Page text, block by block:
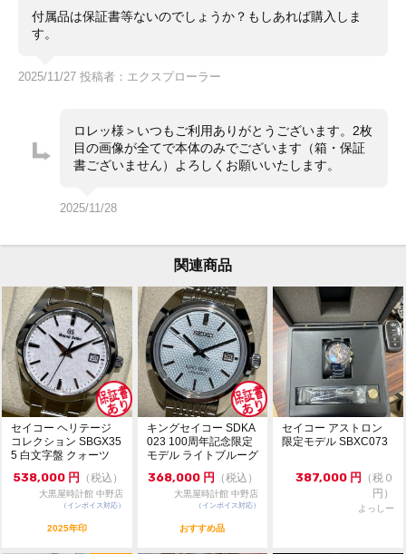
付属品は保証書等ないのでしょうか？もしあれば購入しま
す。
2025/11/27 投稿者：エクスプローラー
ロレッ様＞いつもご利用ありがとうございます。2枚
目の画像が全てで本体のみでございます（箱・保証
書ございません）よろしくお願いいたします。
2025/11/28
関連商品
セイコー ヘリテージ
コレクション SBGX35
5 白文字盤 クォーツ
538,000 円 （税込）
大黒屋時計館 中野店
（インボイス対応）
2025年印
キングセイコー SDKA
023 100周年記念限定
モデル ライトブルーグ
リーン文字...
368,000 円 （税込）
大黒屋時計館 中野店
（インボイス対応）
おすすめ品
セイコー アストロン
限定モデル SBXC073
387,000 円
（税０
円）
よっしー